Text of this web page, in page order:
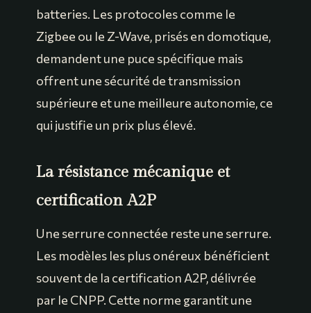
batteries. Les protocoles comme le
Zigbee ou le Z-Wave, prisés en domotique,
demandent une puce spécifique mais
offrent une sécurité de transmission
supérieure et une meilleure autonomie, ce
qui justifie un prix plus élevé.
La résistance mécanique et
certification A2P
Une serrure connectée reste une serrure.
Les modèles les plus onéreux bénéficient
souvent de la certification A2P, délivrée
par le CNPP. Cette norme garantit une